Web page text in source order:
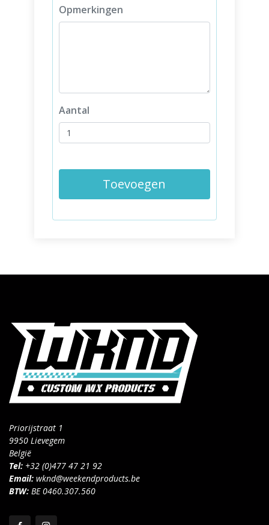
Opmerkingen
Aantal
Toevoegen
Priorijstraat 1
9950 Lievegem
België
Tel: +32 (0)477 47 21 92
Email: wknd@weekendproducts.be
BTW: BE 0460.307.560